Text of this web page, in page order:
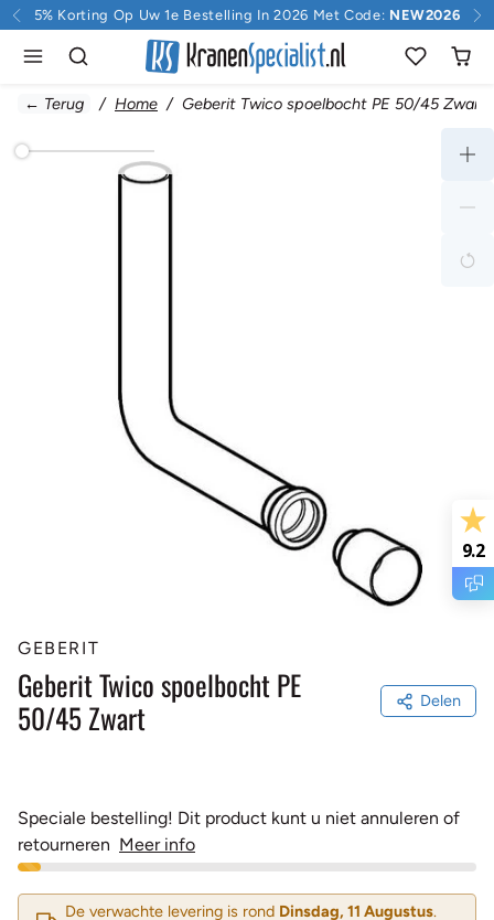
Doorgaan naar inhoud
5% Korting Op Uw 1e Bestelling In 2026 Met Code: NEW2026
← Terug Home Geberit Twico spoelbocht PE 50/45 Zwart
GEBERIT
Geberit Twico spoelbocht PE
50/45 Zwart
Delen
Speciale bestelling! Dit product kunt u niet annuleren of
retourneren Meer info
De verwachte levering is rond Dinsdag, 11 Augustus.
9.2